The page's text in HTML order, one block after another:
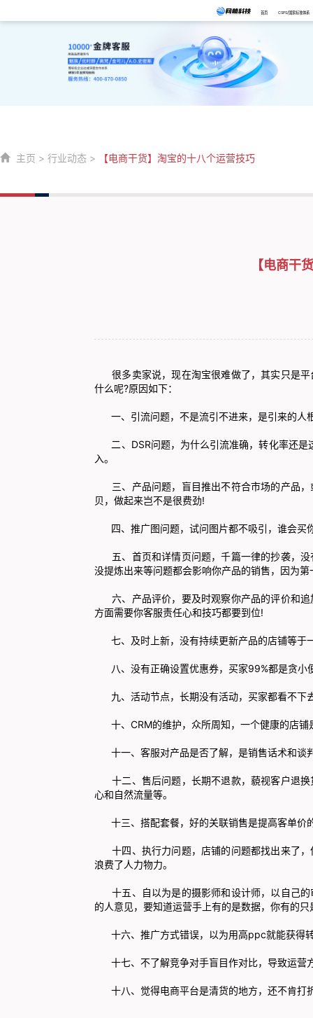
首页 CSPS/国家标准体系
主页 > 行业动态 > 【电商干货】淘宝的十八个运营技巧
【电商干
很多卖家说，现在淘宝很难做了，其实只是平
什么呢?原因如下：
一、引流问题，不是流引不进来，是引来的人
二、DSR问题，为什么引流准确，转化率还是
入。
三、产品问题，盲目推出不符合市场的产品，
贝，做起来岂不是很费劲!
四、推广图问题，试问图片都不吸引，谁会买
五、首页和详情页问题，千篇一律的抄袭，没
没提炼出来等问题都会影响你产品的销售，因为第
六、产品评价，要及时观察你产品的评价和追
方面需要你客服责任心和技巧都要到位!
七、及时上新，没有持续更新产品的店铺等于
八、没有正确设置优惠券，买家99%都是贪小
九、活动节点，长期没有活动，买家都看不下
十、CRM的维护，众所周知，一个健康的店铺
十一、客服对产品是否了解，是销售话术和谈
十二、售后问题，长期不退款，藐视客户退换
心和自然流量等。
十三、搭配套餐，好的关联销售是提高客单价
十四、执行力问题，店铺的问题都找出来了，
浪费了人力物力。
十五、自以为是的摄影师和设计师，以自己的
的人意见，要知道运营手上有的是数据，你有的
十六、推广方式错误，以为用高ppc就能获得
十七、不了解竞争对手盲目作对比，导致运营
十八、觉得电商平台是清货的地方，还不肯打